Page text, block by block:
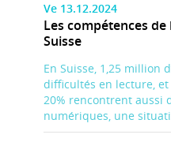
Ve 13.12.2024
Les compétences
Suisse
En Suisse, 1,25 million
difficultés en lecture,
20% rencontrent aussi
numériques, une